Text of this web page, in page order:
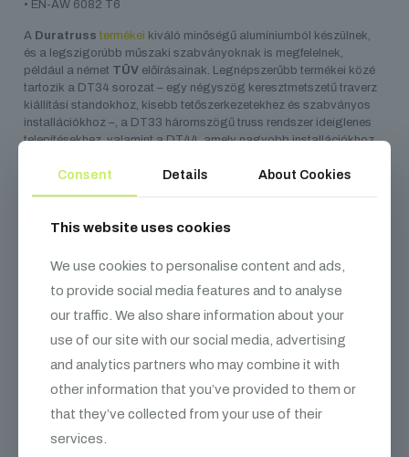
• EN-AW 6082 T6
A Duratruss termékei kiváló minőségű alumíniumból készülnek,
és a legszigorúbb műszaki szabványoknak is megfelelnek,
például a német TÜV előírásainak. Legnépszerűbb termékei közé
tartozik a DT34 sorozat – egy négyszög keresztmetszetű traverz
kiállítási standokhoz, kisebb tetőszerkezetekhez és szabványos
installációkhoz –, a DT33 háromszögű truss rendszer ideiglenes
telepítésekhez, valamint a DT44, amely nagyobb installációkhoz
lehetővé teszi, hogy állandó készletet tartsanak fent, így standard
a termékek mindig gyorsan elérhetők.
Kapcsolódótermékek
Consent Details About Cookies
This website uses cookies
We use cookies to personalise content and ads,
to provide social media features and to analyse
our traffic. We also share information about your
use of our site with our social media, advertising
and analytics partners who may combine it with
other information that you’ve provided to them or
that they’ve collected from your use of their
services.